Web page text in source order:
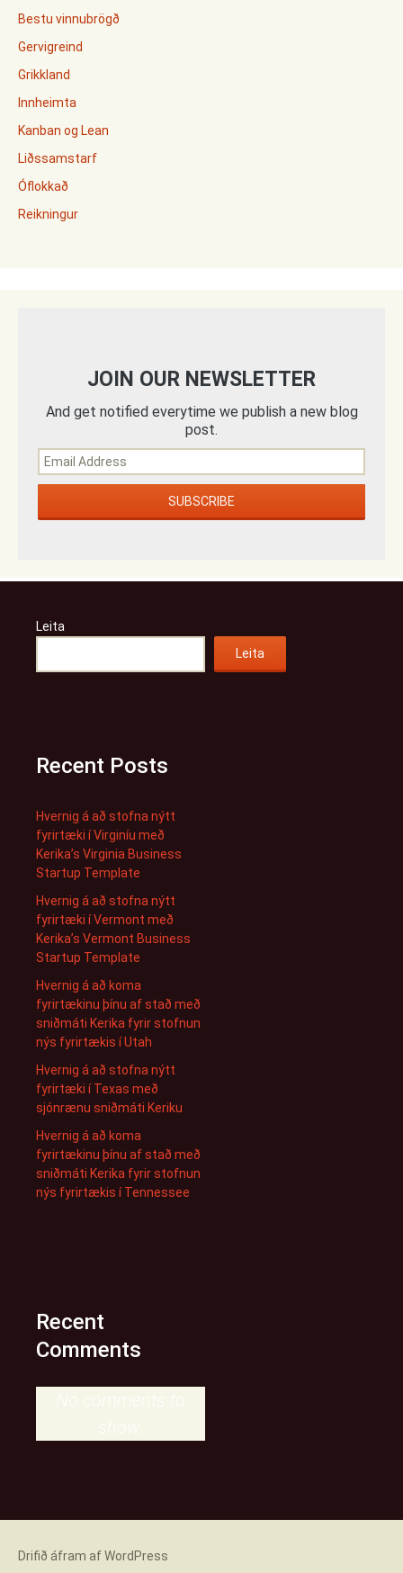
Bestu vinnubrögð
Gervigreind
Grikkland
Innheimta
Kanban og Lean
Liðssamstarf
Óflokkað
Reikningur
JOIN OUR NEWSLETTER
And get notified everytime we publish a new blog
post.
Leita
Leita
Recent Posts
Hvernig á að stofna nýtt
fyrirtæki í Virginíu með
Kerika’s Virginia Business
Startup Template
Hvernig á að stofna nýtt
fyrirtæki í Vermont með
Kerika’s Vermont Business
Startup Template
Hvernig á að koma
fyrirtækinu þínu af stað með
sniðmáti Kerika fyrir stofnun
nýs fyrirtækis í Utah
Hvernig á að stofna nýtt
fyrirtæki í Texas með
sjónrænu sniðmáti Keriku
Hvernig á að koma
fyrirtækinu þínu af stað með
sniðmáti Kerika fyrir stofnun
nýs fyrirtækis í Tennessee
Recent
Comments
No comments to
show.
Drifið áfram af WordPress